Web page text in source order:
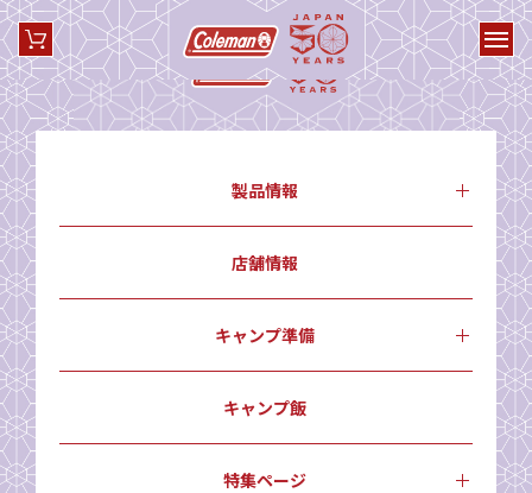
製品情報
店舗情報
キャンプ準備
キャンプ飯
特集ページ